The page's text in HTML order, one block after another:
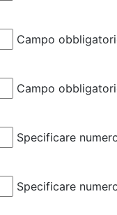
Campo
Campo
Specificare
Specificare